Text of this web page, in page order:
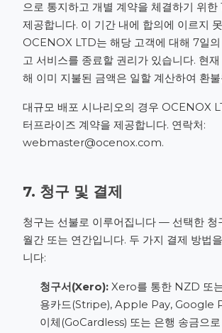
으로 통지하고 개별 계약을 체결하기 위한
제공합니다. 이 기간 내에 합의에 이르지
OCENOX LTD는 해당 고객에 대해 7일
고 서비스를 종료할 권리가 있습니다. 현
해 이미 지불된 금액은 일할 계산하여 환
대규모 배포 시나리오의 경우 OCENOX
터프라이즈 계약을 제공합니다. 연락처:
webmaster@ocenox.com.
7. 청구 및 결제
청구는 선불로 이루어집니다 — 선택한 청
월간 또는 연간입니다. 두 가지 결제 방법
니다:
청구서(Xero): Xero를 통한 NZD 또
용카드(Stripe), Apple Pay, Google
이체(GoCardless) 또는 은행 송금으로